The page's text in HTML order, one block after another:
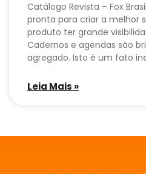
Catálogo Revista – Fox
pronta para criar a melhor
produto ter grande
Cadernos e agendas são
agregado. Isto é um fato
Leia Mais »